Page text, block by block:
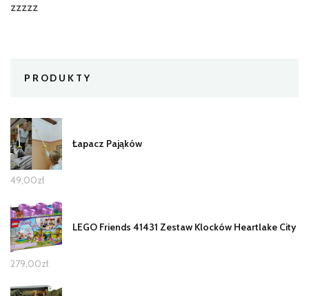
zzzzz
PRODUKTY
Łapacz Pająków
49,00zł
LEGO Friends 41431 Zestaw Klocków Heartlake City
279,00zł